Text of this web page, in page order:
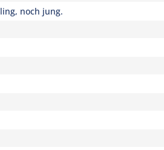
noch jung.